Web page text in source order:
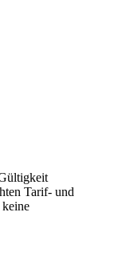
Tarif- und